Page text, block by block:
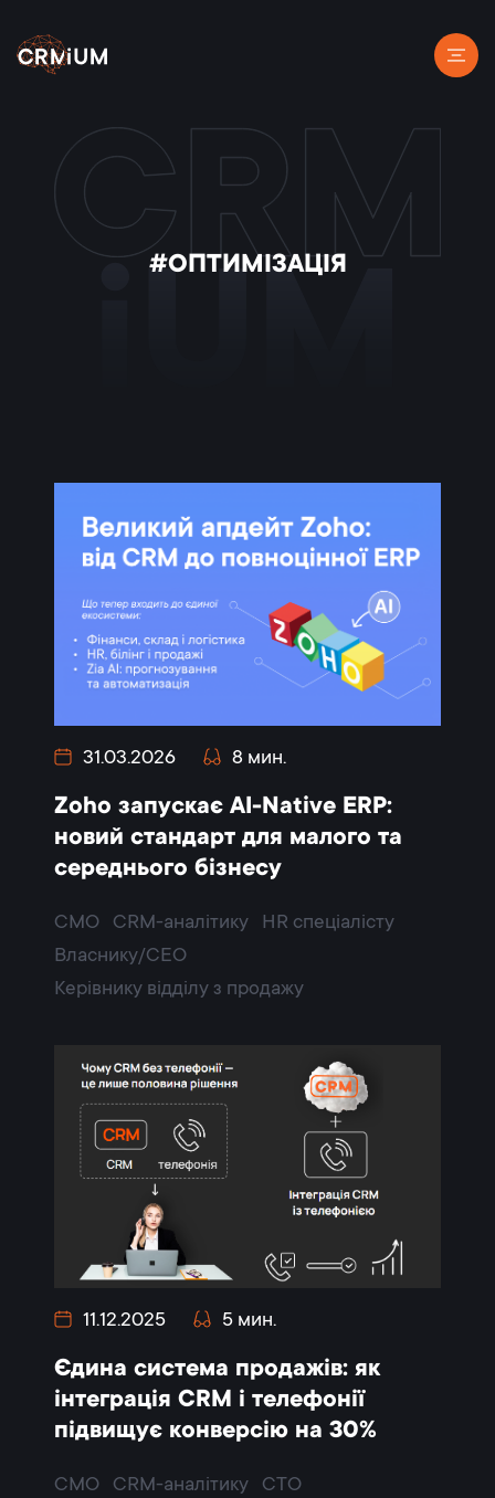
#ОПТИМІЗАЦІЯ
31.03.2026 8 мин.
Zoho запускає AI-Native ERP:
новий стандарт для малого та
середнього бізнесу
CMO CRM-аналітику
HR спеціалісту
Власнику/CEO
Керівнику відділу з продажу
11.12.2025 5 мин.
Єдина система продажів: як
інтеграція CRM і телефонії
підвищує конверсію на 30%
CMO CRM-аналітику
CTO